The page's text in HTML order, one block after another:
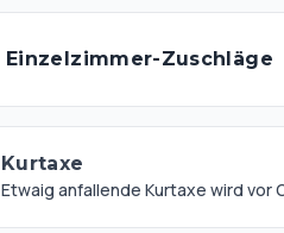
Einzelzimmer-Zuschläge
Kurtaxe
Etwaig anfallende Kurtaxe wird vor